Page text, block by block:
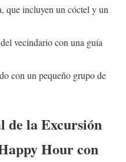
que incluyen un cóctel y un
vecindario con una guía
con un pequeño grupo de
de la Excursión
Hour con